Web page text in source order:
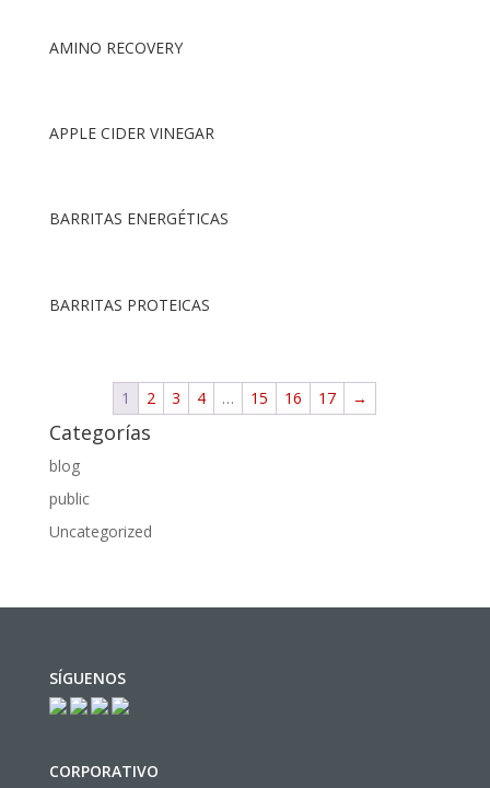
AMINO RECOVERY
APPLE CIDER VINEGAR
BARRITAS ENERGÉTICAS
BARRITAS PROTEICAS
1 2 3 4 … 15 16 17 →
Categorías
blog
public
Uncategorized
SÍGUENOS
CORPORATIVO